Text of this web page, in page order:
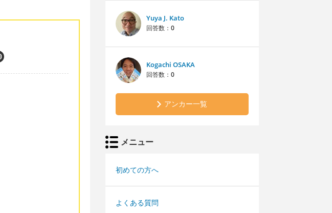
Yuya J. Kato
回答数： 0
Kogachi OSAKA
回答数： 0
アンカー一覧
メニュー
初めての方へ
よくある質問